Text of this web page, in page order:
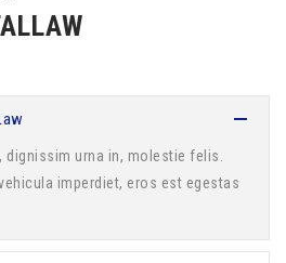
dignissim urna in, molestie felis.
imperdiet, eros est egestas